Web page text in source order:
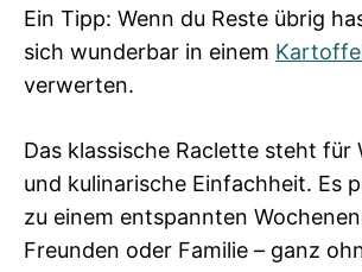
Ein Tipp: Wenn du Reste übrig
sich wunderbar in einem
verwerten.
Das klassische Raclette steht für
und kulinarische Einfachheit. Es
zu einem entspannten
Freunden oder Familie – ganz